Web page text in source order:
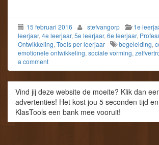
15 februari 2016 stefvangorp 1e
leerjaar, 4e leerjaar, 5e leerjaar, 6e leerjaar,
Ontwikkeling, Tools per leerjaar begeleiding,
emotionele ontwikkeling, sociale vorming,
a comment
Vind jij deze website de moeite? Klik dan
advertenties! Het kost jou 5 seconden tijd
KlasTools een bank mee vooruit!